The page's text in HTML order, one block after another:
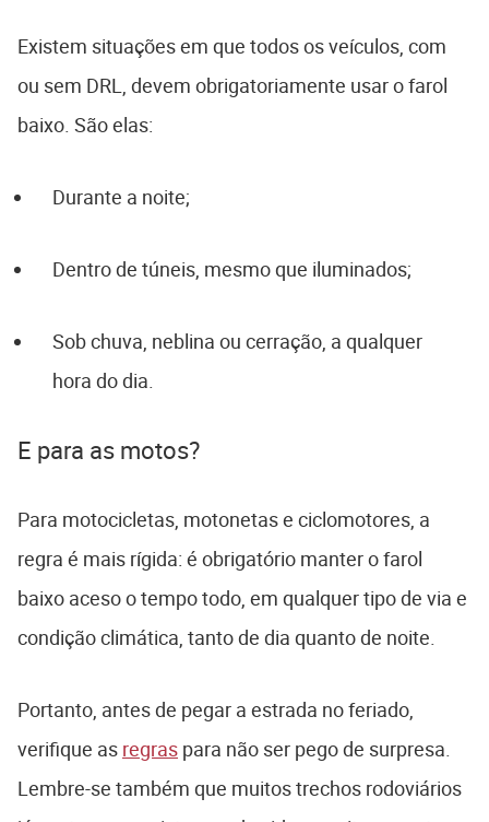
Existem situações em que todos os veículos, com
ou sem DRL, devem obrigatoriamente usar o farol
baixo. São elas:
Durante a noite;
Dentro de túneis, mesmo que iluminados;
Sob chuva, neblina ou cerração, a qualquer
hora do dia.
E para as motos?
Para motocicletas, motonetas e ciclomotores, a
regra é mais rígida: é obrigatório manter o farol
baixo aceso o tempo todo, em qualquer tipo de via e
condição climática, tanto de dia quanto de noite.
Portanto, antes de pegar a estrada no feriado,
verifique as regras para não ser pego de surpresa.
Lembre-se também que muitos trechos rodoviários